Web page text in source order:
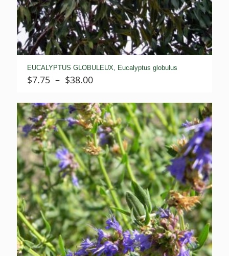
EUCALYPTUS GLOBULEUX, Eucalyptus globulus
$7.75 – $38.00Plage
$7.75
à
$38.00